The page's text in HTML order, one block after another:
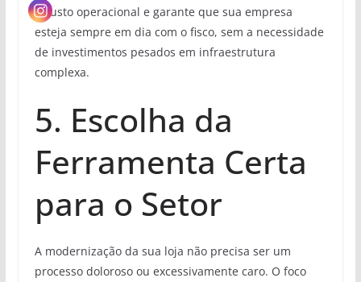
o custo operacional e garante que sua empresa
esteja sempre em dia com o fisco, sem a necessidade
de investimentos pesados em infraestrutura
complexa.
5. Escolha da
Ferramenta Certa
para o Setor
A modernização da sua loja não precisa ser um
processo doloroso ou excessivamente caro. O foco